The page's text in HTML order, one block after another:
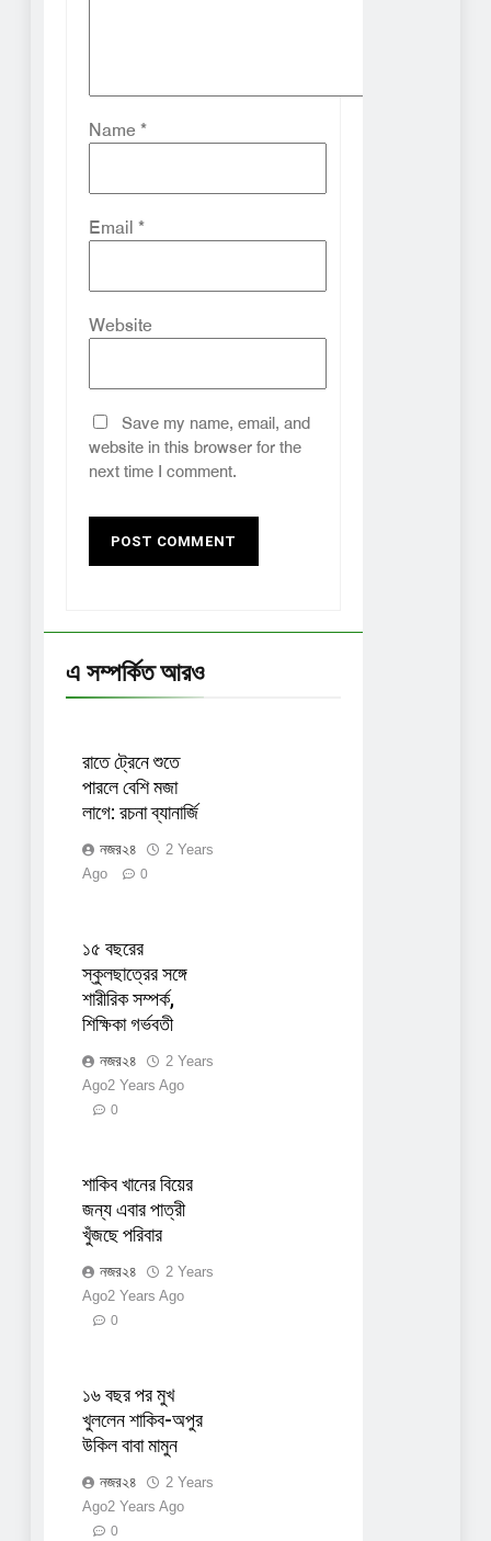
Name *
Email *
Website
Save my name, email, and
website in this browser for the
next time I comment.
এ সম্পর্কিত আরও
রাতে ট্রেনে শুতে
পারলে বেশি মজা
লাগে: রচনা ব্যানার্জি
নজর২৪
2 Years
Ago
0
১৫ বছরের
স্কুলছাত্রের সঙ্গে
শারীরিক সম্পর্ক,
শিক্ষিকা গর্ভবতী
নজর২৪
2 Years
Ago2 Years Ago
0
শাকিব খানের বিয়ের
জন্য এবার পাত্রী
খুঁজছে পরিবার
নজর২৪
2 Years
Ago2 Years Ago
0
১৬ বছর পর মুখ
খুললেন শাকিব-অপুর
উকিল বাবা মামুন
নজর২৪
2 Years
Ago2 Years Ago
0